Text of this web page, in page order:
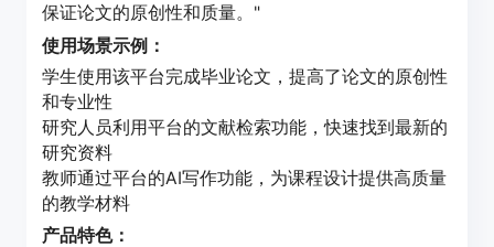
保证论文的原创性和质量。"
使用场景示例：
学生使用该平台完成毕业论文，提高了论文的原创性
和专业性
研究人员利用平台的文献检索功能，快速找到最新的
研究资料
教师通过平台的AI写作功能，为课程设计提供高质量
的教学材料
产品特色：